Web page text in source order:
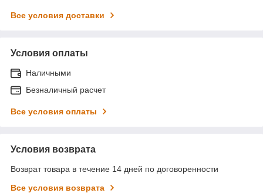
Все условия доставки
Условия оплаты
Наличными
Безналичный расчет
Все условия оплаты
Условия возврата
Возврат товара в течение 14 дней по договоренности
Все условия возврата